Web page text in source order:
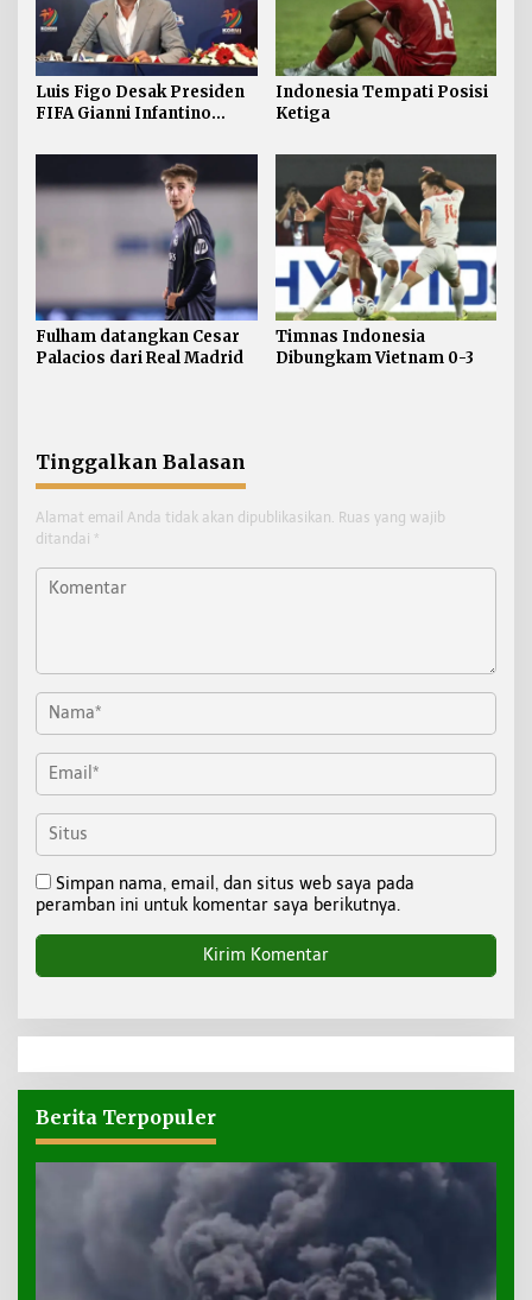
Luis Figo Desak Presiden
FIFA Gianni Infantino
Indonesia Tempati Posisi
Ketiga
Fulham datangkan Cesar
Palacios dari Real Madrid
Timnas Indonesia
Dibungkam Vietnam 0-3
Tinggalkan Balasan
Alamat email Anda tidak akan dipublikasikan. Ruas yang wajib
ditandai *
Simpan nama, email, dan situs web saya pada
peramban ini untuk komentar saya berikutnya.
Berita Terpopuler